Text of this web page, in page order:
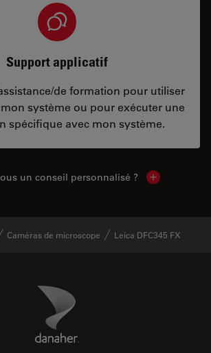
Support applicatif
de formation pour utiliser
système ou pour exécuter une
spécifique avec mon système.
un conseil personnalisé ? Show local
Caméras de microscope Leica DFC345 FX
Danaher Logo